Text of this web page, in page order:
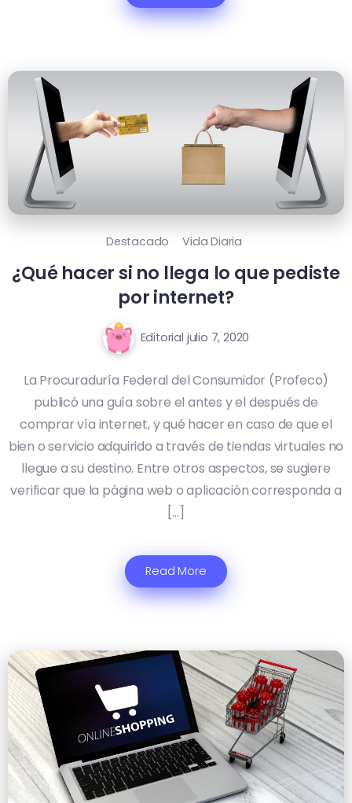
Destacado Vida Diaria
¿Qué hacer si no llega lo que pediste
por internet?
Editorial julio 7, 2020
La Procuraduría Federal del Consumidor (Profeco)
publicó una guía sobre el antes y el después de
comprar vía internet, y qué hacer en caso de que el
bien o servicio adquirido a través de tiendas virtuales no
llegue a su destino. Entre otros aspectos, se sugiere
verificar que la página web o aplicación corresponda a
[…]
Read More